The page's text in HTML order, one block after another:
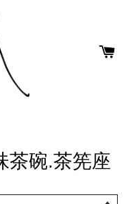
茶碗.茶筅座